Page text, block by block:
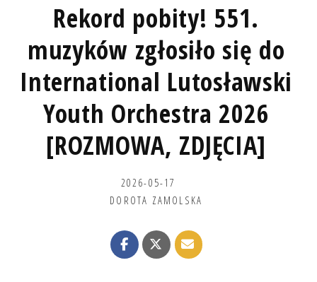
Rekord pobity! 551.
muzyków zgłosiło się do
International Lutosławski
Youth Orchestra 2026
[ROZMOWA, ZDJĘCIA]
2026-05-17
DOROTA ZAMOLSKA